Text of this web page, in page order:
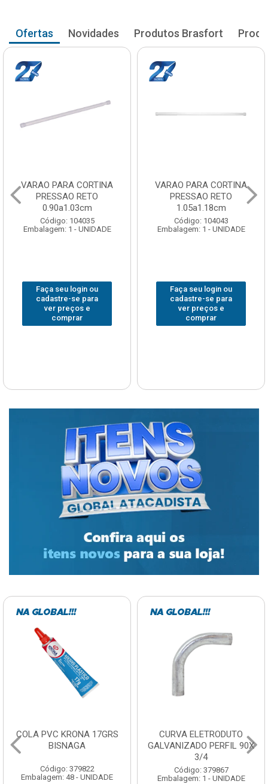
Ofertas Novidades Produtos Brasfort
CORTINA
RETO
1 - UNIDADE
login ou
se para
VARAO PARA CORTINA
PRESSAO RETO
Embalagem: 1 - UNIDADE
Faça seu login ou
cadastre-se para
VARAO
CURVA ELETRODUTO
GALVANIZADO PERFIL 90X
Código: 379867
Embalagem: 1 - UNIDADE
SOQUETE COM
FOTOCELULA EXATRON
COM SENSOR SPT0E27XC
Código: 379788
Embalagem: 1 - UNIDADE